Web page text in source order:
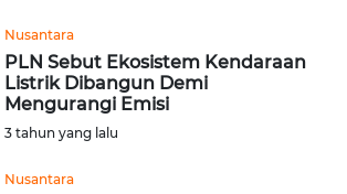
Nusantara
PLN Sebut Ekosistem Kendaraan
Listrik Dibangun Demi
Mengurangi Emisi
3 tahun yang lalu
Nusantara